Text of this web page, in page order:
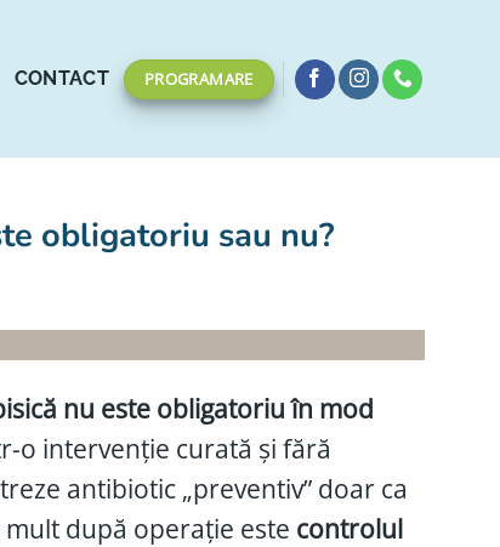
CONTACT PROGRAMARE
obligatoriu sau nu?
nu este obligatoriu în mod
o intervenție curată și fără
antibiotic „preventiv” doar ca
după operație este controlul